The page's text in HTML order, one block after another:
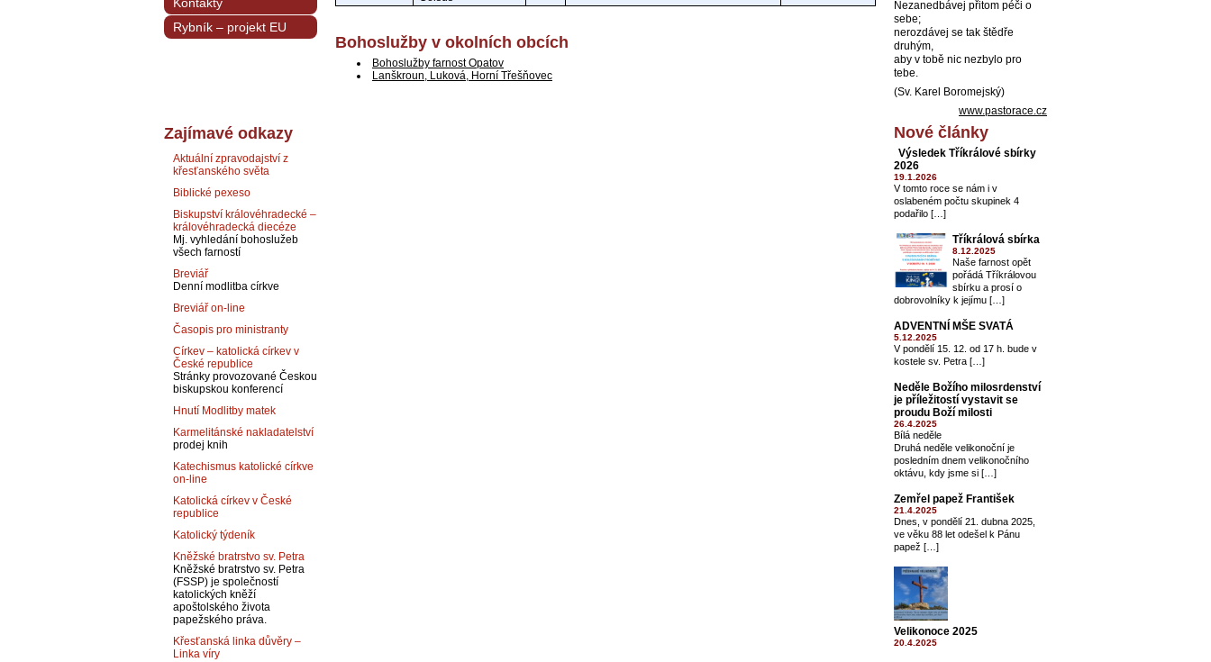
Bohoslužby v okolních obcích
Bohoslužby farnost Opatov
Lanškroun, Luková, Horní Třešňovec
Rybník – projekt EU
Zajímavé odkazy
Aktuální zpravodajství z
křesťanského světa
Biblické pexeso
Biskupství královéhradecké –
královéhradecká diecéze
Mj. vyhledání bohoslužeb
všech farností
Breviář
Denní modlitba církve
Breviář on-line
Časopis pro ministranty
Církev – katolická církev v
České republice
Stránky provozované Českou
biskupskou konferencí
Hnutí Modlitby matek
Karmelitánské nakladatelství
prodej knih
Katechismus katolické církve
on-line
Katolická církev v České
republice
Katolický týdeník
Kněžské bratrstvo sv. Petra
Kněžské bratrstvo sv. Petra
(FSSP) je společností
katolických kněží
apoštolského života
papežského práva.
Křesťanská linka důvěry –
Linka víry
Nezanedbávej přitom péči o
sebe;
nerozdávej se tak štědře
druhým,
aby v tobě nic nezbylo pro
tebe.
(Sv. Karel Boromejský)
www.pastorace.cz
Nové články
Výsledek Tříkrálové sbírky
2026
19.1.2026
V tomto roce se nám i v
oslabeném počtu skupinek 4
podařilo […]
Tříkrálová sbírka
8.12.2025
Naše farnost opět
pořádá Tříkrálovou
sbírku a prosí o
dobrovolníky k jejímu […]
ADVENTNÍ MŠE SVATÁ
5.12.2025
V pondělí 15. 12. od 17 h. bude v
kostele sv. Petra […]
Neděle Božího milosrdenství
je příležitostí vystavit se
proudu Boží milosti
26.4.2025
Bílá neděle
Druhá neděle velikonoční je
posledním dnem velikonočního
oktávu, kdy jsme si […]
Zemřel papež František
21.4.2025
Dnes, v pondělí 21. dubna 2025,
ve věku 88 let odešel k Pánu
papež […]
Velikonoce 2025
20.4.2025